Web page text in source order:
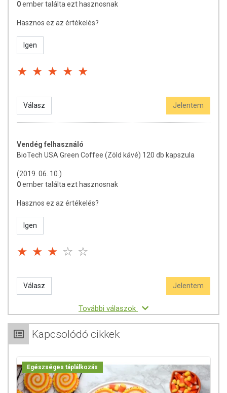
szerint élelmiszereknek minősülnek, amelyek a hagyományos étrend
hatással rendelkezhetnek, amely egyénenként eltérő lehet, jelölésük,
hatást tulajdonítani.
0ember találta ezt hasznosnak
Hasznos ez az értékelés?
Igen
Válasz Jelentem
Vendég felhasználó
BioTech USA Green Coffee (Zöld kávé) 120 db kapszula
(2019. 06. 10.)
0ember találta ezt hasznosnak
Hasznos ez az értékelés?
Igen
Válasz Jelentem
További válaszok
Kapcsolódó cikkek
Egészséges táplálkozás